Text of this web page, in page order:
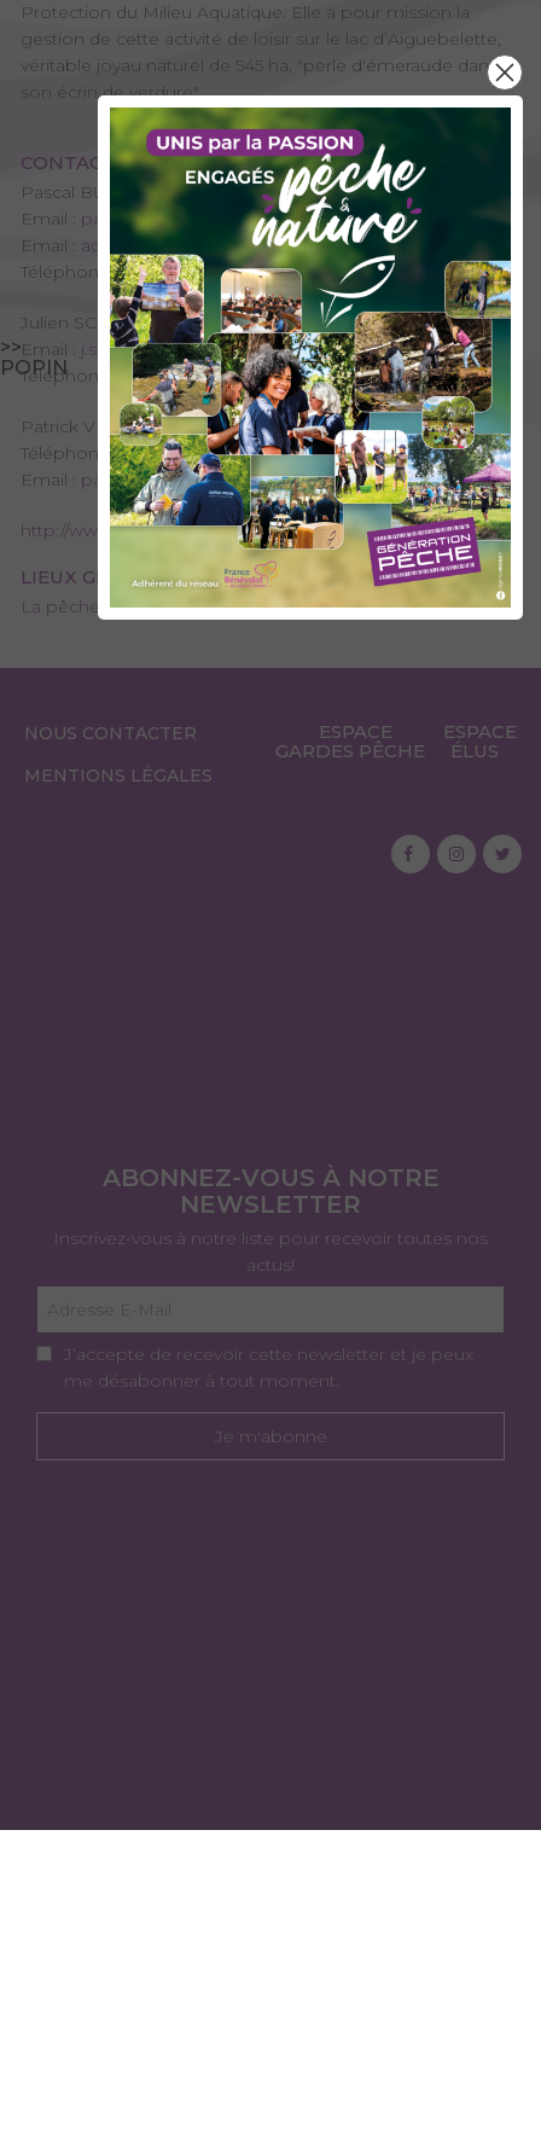
>>
POPIN
Protection du Milieu Aquatique. Elle a pour mission la
gestion de cette activité de loisir sur le lac d’Aiguebelette,
véritable joyau naturel de 545 ha, "perle d'émeraude dans
son écrin de verdure".
CONTACT
Pascal BUREI - Président de l'AAPPMA
Email : pascal.burei@orange.fr
Email : administration@aappma-aiguebelette.org
Téléphone : 04 79 36 18 79
Julien SCHNEIDER - Permanent, coordinateur halieutique
Email : j.schneider@aappma-aiguebelette.org
Téléphone : 06 81 02 25 83
Patrick VIBOUD - Trésorier de l'AAPPMA
Téléphone : 06 75 68 02 53
Email : patrick.viboud@hotmail.fr
http://www.aappma-aiguebelette.org/
LIEUX GÉRÉS PAR L’AAPPMA
La pêche au lac d'Aiguebelette
NOUS CONTACTER
MENTIONS LÉGALES
ESPACE
GARDES PÊCHE
ESPACE
ÉLUS
ABONNEZ-VOUS À NOTRE
NEWSLETTER
Inscrivez-vous à notre liste pour recevoir toutes nos
actus!
J’accepte de recevoir cette newsletter et je peux
me désabonner à tout moment.
Je m'abonne